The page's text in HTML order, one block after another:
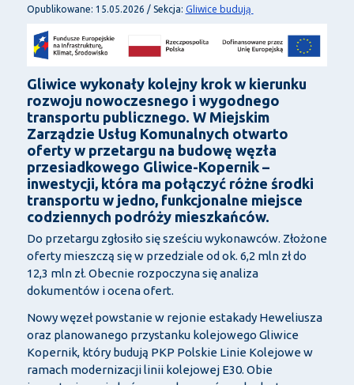
Opublikowane: 15.05.2026 / Sekcja: Gliwice budują
Gliwice wykonały kolejny krok w kierunku
rozwoju nowoczesnego i wygodnego
transportu publicznego. W Miejskim
Zarządzie Usług Komunalnych otwarto
oferty w przetargu na budowę węzła
przesiadkowego Gliwice-Kopernik –
inwestycji, która ma połączyć różne środki
transportu w jedno, funkcjonalne miejsce
codziennych podróży mieszkańców.
Do przetargu zgłosiło się sześciu wykonawców. Złożone
oferty mieszczą się w przedziale od ok. 6,2 mln zł do
12,3 mln zł. Obecnie rozpoczyna się analiza
dokumentów i ocena ofert.
Nowy węzeł powstanie w rejonie estakady Heweliusza
oraz planowanego przystanku kolejowego Gliwice
Kopernik, który budują PKP Polskie Linie Kolejowe w
ramach modernizacji linii kolejowej E30. Obie